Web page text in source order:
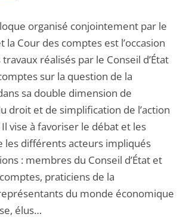
organisé conjointement par le
la Cour des comptes est l’occasion
réalisés par le Conseil d’État
sur la question de la
sa double dimension de
droit et de simplification de l’action
vise à favoriser le débat et les
les différents acteurs impliqués
: membres du Conseil d’État et
praticiens de la
du monde économique
élus…